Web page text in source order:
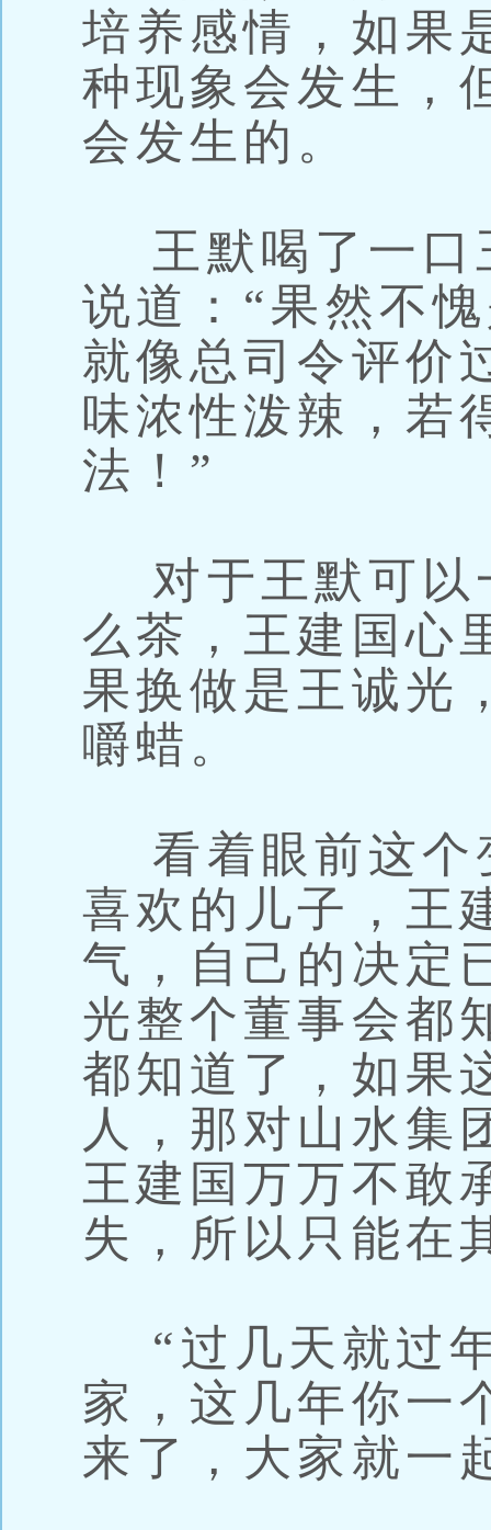
培养感情，如果
种现象会发生，
会发生的。
王默喝了一口
说道：“果然不
就像总司令评价
味浓性泼辣，若
法！”
对于王默可以
么茶，王建国心
果换做是王诚光
嚼蜡。
看着眼前这个
喜欢的儿子，王
气，自己的决定
光整个董事会都
都知道了，如果
人，那对山水集
王建国万万不敢
失，所以只能在
“过几天就过
家，这几年你一
来了，大家就一